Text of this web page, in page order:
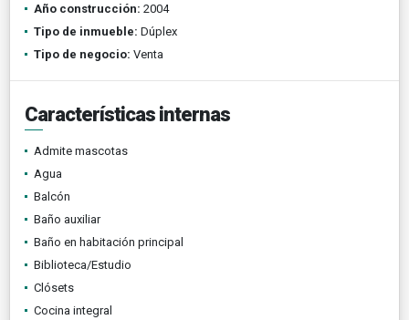
Año construcción: 2004
Tipo de inmueble: Dúplex
Tipo de negocio: Venta
Características internas
Admite mascotas
Agua
Balcón
Baño auxiliar
Baño en habitación principal
Biblioteca/Estudio
Clósets
Cocina integral